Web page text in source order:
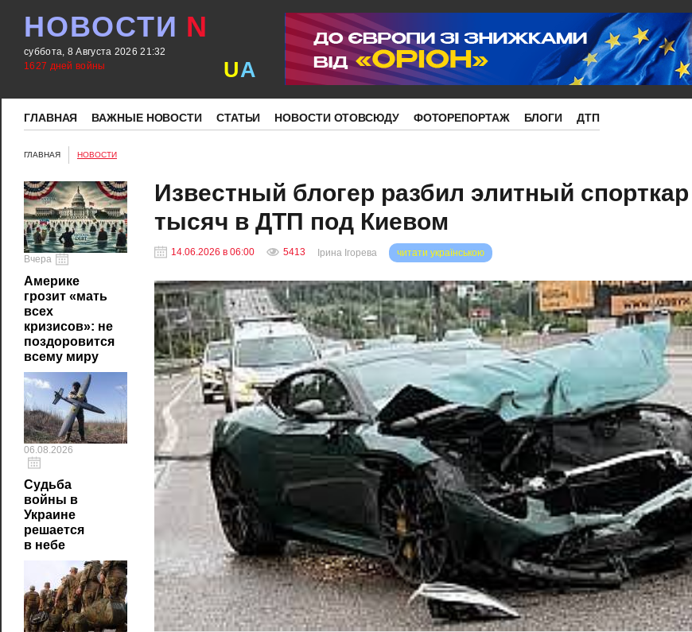
НОВОСТИ N
суббота, 8 Августа 2026 21:32
1627 дней войны
UA
ГЛАВНАЯ ВАЖНЫЕ НОВОСТИ СТАТЬИ НОВОСТИ ОТОВСЮДУ ФОТОРЕПОРТАЖ БЛОГИ ДТП
ГЛАВНАЯ НОВОСТИ
Вчера
Америке
грозит «мать
всех
кризисов»: не
поздоровится
всему миру
06.08.2026
Судьба
войны в
Украине
решается
в небе
Известный блогер разбил элитный спорткар
тысяч в ДТП под Киевом
14.06.2026 в 06:00 5413 читати українською
Ірина Ігорева